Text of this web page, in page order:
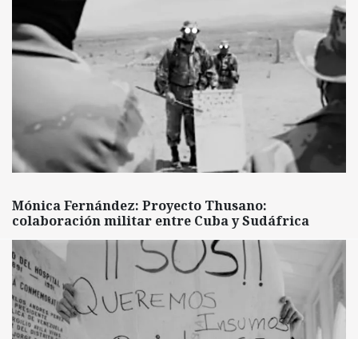
Mónica Fernández: Proyecto Thusano:
colaboración militar entre Cuba y Sudáfrica